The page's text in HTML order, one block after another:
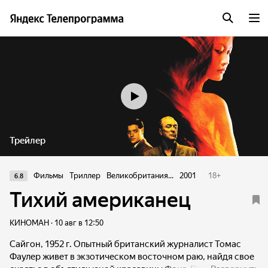
Трейлер
6.8 Фильмы Триллер Великобритания... 2001 18+
Тихий американец
КИНОМАН · 10 авг в 12:50
Сайгон, 1952 г. Опытный британский журналист Томас
Фаулер живет в экзотическом восточном раю, найдя свое